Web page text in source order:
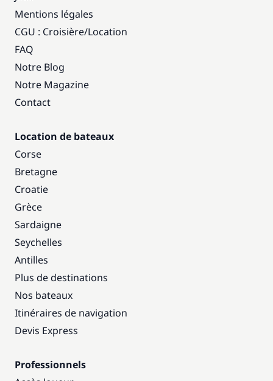
Mentions légales
CGU : Croisière/Location
FAQ
Notre Blog
Notre Magazine
Contact
Location de bateaux
Corse
Bretagne
Croatie
Grèce
Sardaigne
Seychelles
Antilles
Plus de destinations
Nos bateaux
Itinéraires de navigation
Devis Express
Professionnels